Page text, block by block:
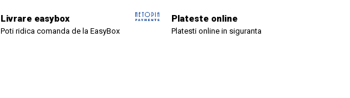
Livrare easybox
Poti ridica comanda de la EasyBox
Plateste online
Platesti online in siguranta